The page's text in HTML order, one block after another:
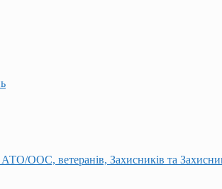
АТО/ООС, ветеранів, Захисників та